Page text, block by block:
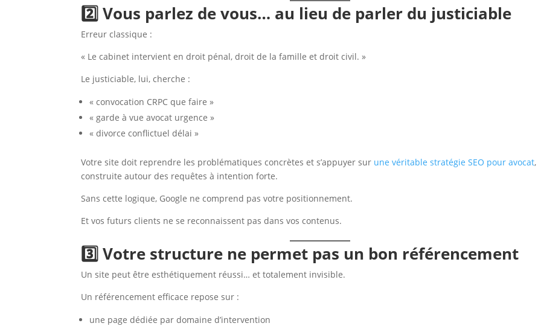
2️⃣ Vous parlez de vous… au lieu de parler du justiciable
Erreur classique :
« Le cabinet intervient en droit pénal, droit de la famille et droit civil. »
Le justiciable, lui, cherche :
« convocation CRPC que faire »
« garde à vue avocat urgence »
« divorce conflictuel délai »
Votre site doit reprendre les problématiques concrètes et s’appuyer sur une véritable stratégie SEO pour avocat,
construite autour des requêtes à intention forte.
Sans cette logique, Google ne comprend pas votre positionnement.
Et vos futurs clients ne se reconnaissent pas dans vos contenus.
3️⃣ Votre structure ne permet pas un bon référencement
Un site peut être esthétiquement réussi… et totalement invisible.
Un référencement efficace repose sur :
une page dédiée par domaine d’intervention